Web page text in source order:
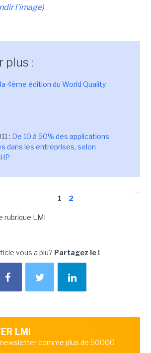
l'image)
plus :
4ème édition du World Quality
: De 10 à 50% des applications
dans les entreprises, selon
1 2
rubrique LMI
vous a plu? Partagez le !
LMI
comme plus de 50000